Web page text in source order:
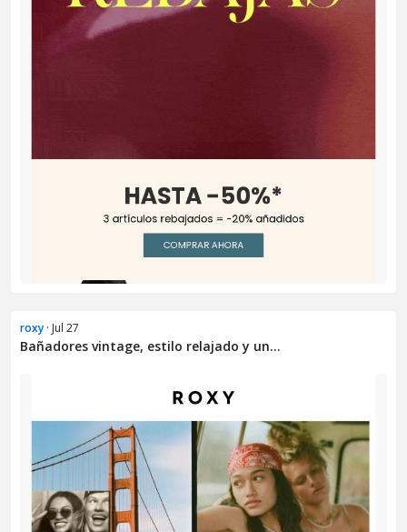
roxy · Jul 27
Bañadores vintage, estilo relajado y un...